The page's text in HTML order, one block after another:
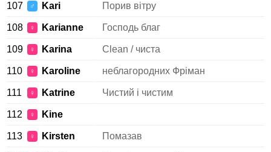
107 ♂ Kari Порив вітру
108 ♀ Karianne Господь благ
109 ♀ Karina Clean / чиста
110 ♀ Karoline неблагородних Фріман
111 ♀ Katrine Чистий і чистим
112 ♀ Kine
113 ♀ Kirsten Помазав